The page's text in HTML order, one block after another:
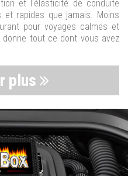
et l'élasticité de conduite
rapides que jamais. Moins
pour voyages calmes et
donne tout ce dont vous avez
plus